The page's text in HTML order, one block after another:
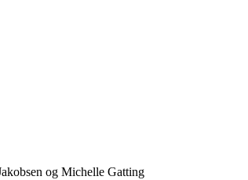
og Michelle Gatting